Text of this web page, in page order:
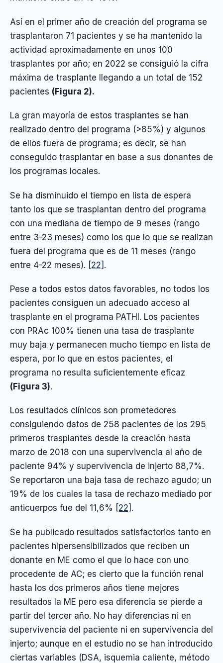
Así en el primer año de creación del programa se
trasplantaron 71 pacientes y se ha mantenido la
actividad aproximadamente en unos 100
trasplantes por año; en 2022 se consiguió la cifra
máxima de trasplante llegando a un total de 152
pacientes (Figura 2).
La gran mayoría de estos trasplantes se han
realizado dentro del programa (>85%) y algunos
de ellos fuera de programa; es decir, se han
conseguido trasplantar en base a sus donantes de
los programas locales.
Se ha disminuido el tiempo en lista de espera
tanto los que se trasplantan dentro del programa
con una mediana de tiempo de 9 meses (rango
entre 3-23 meses) como los que lo que se realizan
fuera del programa que es de 11 meses (rango
entre 4-22 meses). [22] .
Pese a todos estos datos favorables, no todos los
pacientes consiguen un adecuado acceso al
trasplante en el programa PATHI. Los pacientes
con PRAc 100% tienen una tasa de trasplante
muy baja y permanecen mucho tiempo en lista de
espera, por lo que en estos pacientes, el
programa no resulta suficientemente eficaz
(Figura 3).
Los resultados clínicos son prometedores
consiguiendo datos de 258 pacientes de los 295
primeros trasplantes desde la creación hasta
marzo de 2018 con una supervivencia al año de
paciente 94% y supervivencia de injerto 88,7%.
Se reportaron una baja tasa de rechazo agudo; un
19% de los cuales la tasa de rechazo mediado por
anticuerpos fue del 11,6% [22] .
Se ha publicado resultados satisfactorios tanto en
pacientes hipersensibilizados que reciben un
donante en ME como el que lo hace con uno
procedente de AC; es cierto que la función renal
hasta los dos primeros años tiene mejores
resultados la ME pero esa diferencia se pierde a
partir del tercer año. No hay diferencias ni en
supervivencia del paciente ni en supervivencia del
injerto; aunque en el estudio no se han introducido
ciertas variables (DSA, isquemia caliente, método